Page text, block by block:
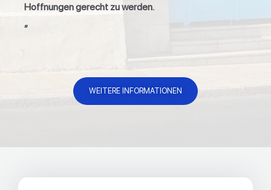
Hoffnungen gerecht zu werden.
„
WEITERE INFORMATIONEN